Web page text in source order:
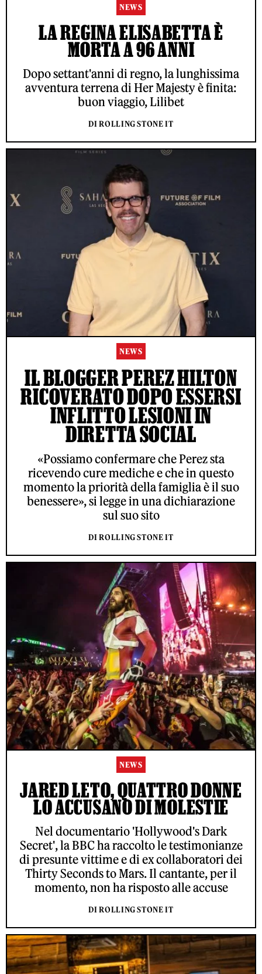
NEWS
LA REGINA ELISABETTA È
MORTA A 96 ANNI
Dopo settant'anni di regno, la lunghissima
avventura terrena di Her Majesty è finita:
buon viaggio, Lilibet
DI ROLLING STONE IT
NEWS
IL BLOGGER PEREZ HILTON
RICOVERATO DOPO ESSERSI
INFLITTO LESIONI IN
DIRETTA SOCIAL
«Possiamo confermare che Perez sta
ricevendo cure mediche e che in questo
momento la priorità della famiglia è il suo
benessere», si legge in una dichiarazione
sul suo sito
DI ROLLING STONE IT
NEWS
JARED LETO, QUATTRO DONNE
LO ACCUSANO DI MOLESTIE
Nel documentario 'Hollywood's Dark
Secret', la BBC ha raccolto le testimonianze
di presunte vittime e di ex collaboratori dei
Thirty Seconds to Mars. Il cantante, per il
momento, non ha risposto alle accuse
DI ROLLING STONE IT